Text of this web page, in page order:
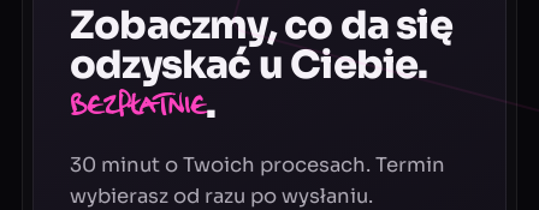
Zobaczmy, co da się
odzyskać u Ciebie.
Bezpłatnie.
30 minut o Twoich procesach. Termin
wybierasz od razu po wysłaniu.